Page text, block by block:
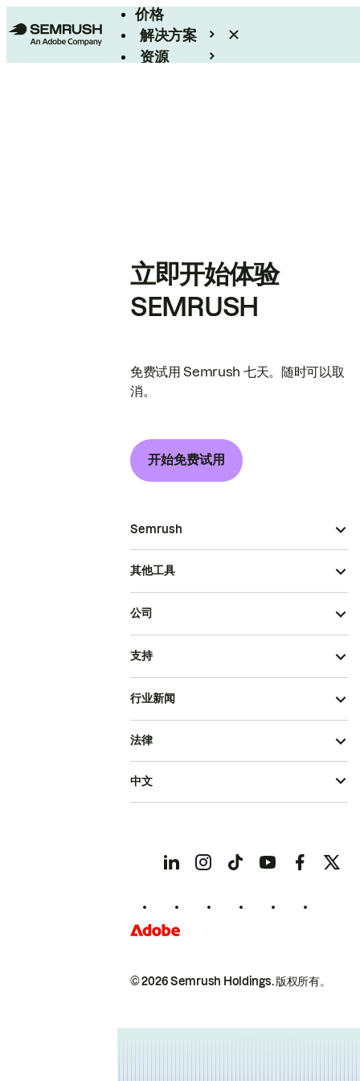
价格
解决方案
资源
立即开始体验
SEMRUSH
免费试用 Semrush 七天。随时可以取
消。
开始免费试用
Semrush
其他工具
公司
支持
行业新闻
© 2026 Semrush Holdings.版权所有。
法律
中文